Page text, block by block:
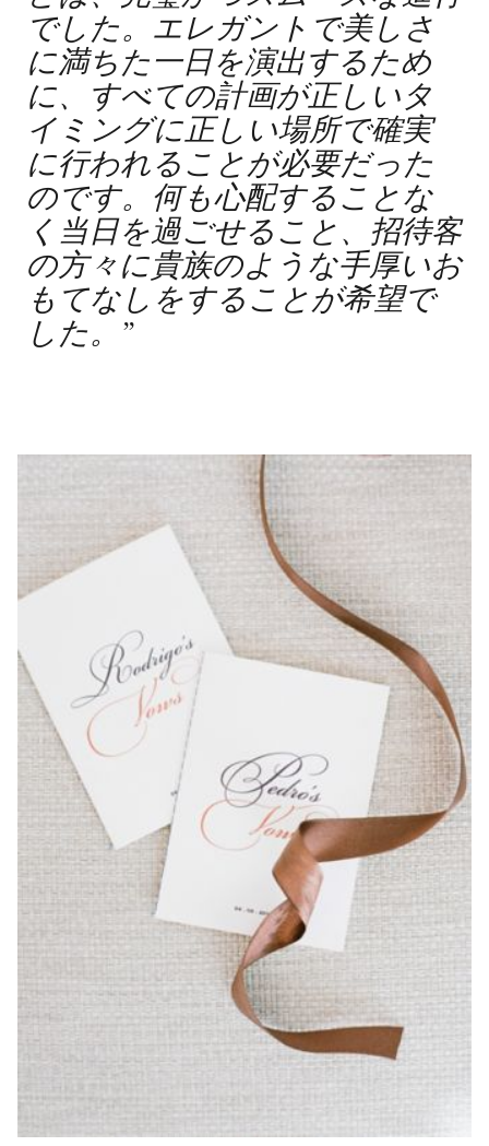
でした。エレガントで美しさ
に満ちた一日を演出するため
に、すべての計画が正しいタ
イミングに正しい場所で確実
に行われることが必要だった
のです。何も心配することな
く当日を過ごせること、招待客
の方々に貴族のような手厚いお
もてなしをすることが希望で
した。 ”